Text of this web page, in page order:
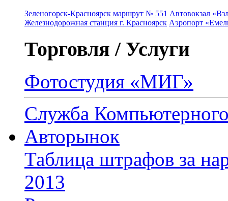
Зеленогорск-Красноярск маршрут № 551 Автовокзал
Железнодорожная станция г. Красноярск Аэропорт
Торговля / Услуги
Фотостудия «МИГ»
Служба
Авторынок
Таблица штрафов за
2013